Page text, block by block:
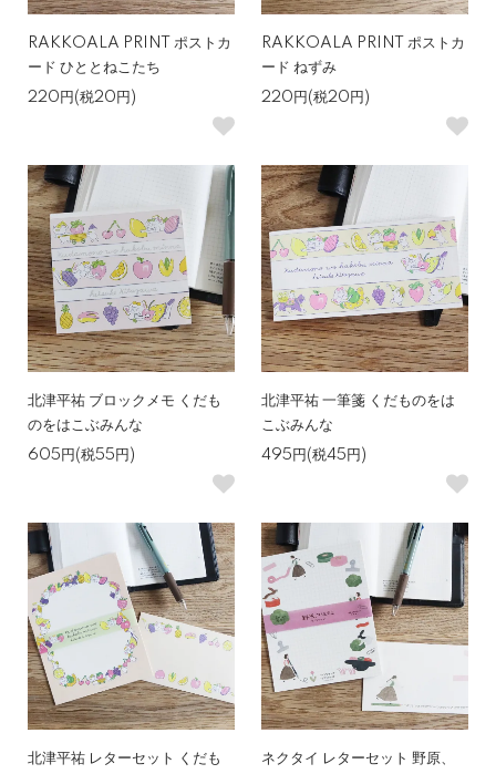
RAKKOALA PRINT ポストカ
ード ひととねこたち
220円(税20円)
RAKKOALA PRINT ポストカ
ード ねずみ
220円(税20円)
北津平祐 ブロックメモ くだも
のをはこぶみんな
605円(税55円)
北津平祐 一筆箋 くだものをは
こぶみんな
495円(税45円)
北津平祐 レターセット くだも
ネクタイ レターセット 野原、